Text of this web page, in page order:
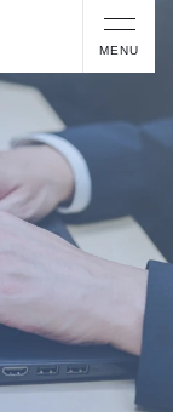
MENU